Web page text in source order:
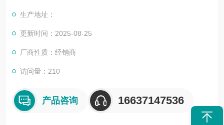
件，应变片允许使用直流励磁，以对力或负载的变化做出极确性
快的响应
生产地址：
更新时间：2025-08-25
厂商性质：经销商
访问量：210
产品咨询 16637147536